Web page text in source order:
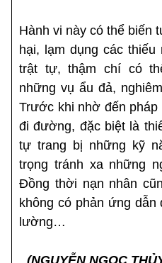
Hành vi này có thể biến
hại, lạm dụng các
trật tự, thậm chí có
những vụ ẩu đả,
Trước khi nhờ đến
đi đường, đặc biệt là
tự trang bị những kỹ
trọng tránh xa những
Đồng thời nạn nhân
không có phản ứng
lường…
(NGUYỄN NGỌC